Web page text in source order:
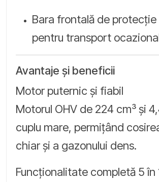
Bara frontală de protecție
pentru transport
Avantaje și beneficii
Motor puternic și fiabil
Motorul OHV de 224 cm³ și
cuplu mare, permițând
chiar și a gazonului dens.
Funcționalitate completă 5 în